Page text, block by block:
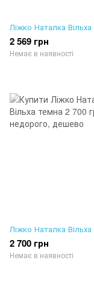
Ліжко Наталка Вільха
2 569 грн
Немає в наявності
Ліжко Наталка Вільха
2 700 грн
Немає в наявності